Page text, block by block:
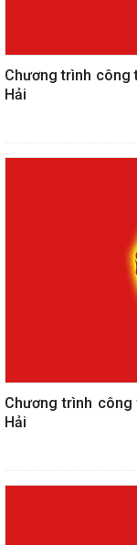
Chương trình công
Hải
Chương trình công
Hải